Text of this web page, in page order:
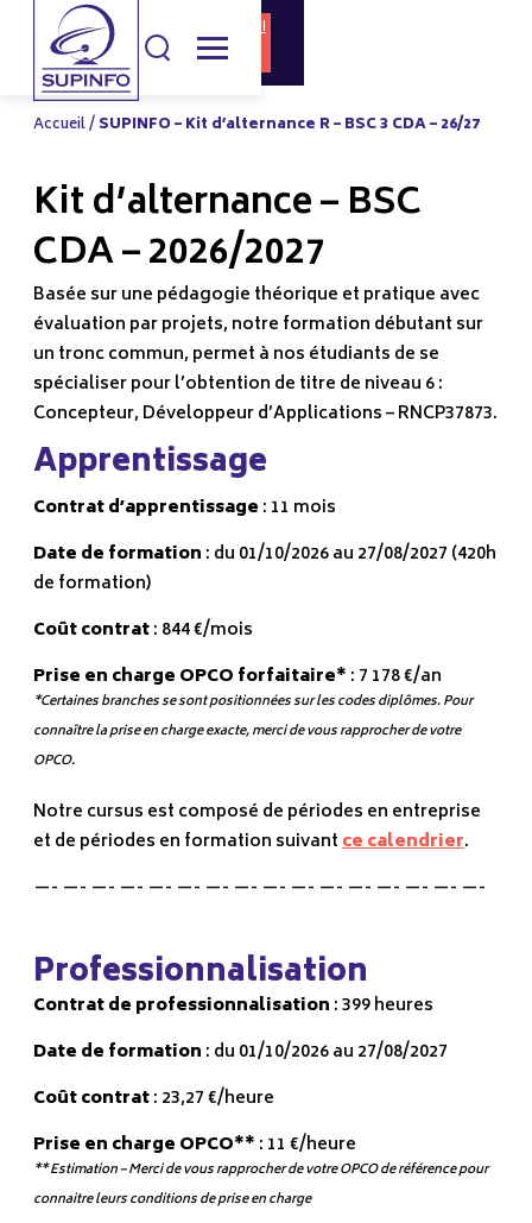
CANDIDATURE
DOCUMENTATI
ON
Accueil/SUPINFO – Kit d’alternance R – BSC 3 CDA – 26/27
Kit d’alternance – BSC
CDA – 2026/2027
Basée sur une pédagogie théorique et pratique avec
évaluation par projets, notre formation débutant sur
un tronc commun, permet à nos étudiants de se
spécialiser pour l’obtention de titre de niveau 6 :
Concepteur, Développeur d’Applications – RNCP37873.
Apprentissage
Contrat d’apprentissage : 11 mois
Date de formation : du 01/10/2026 au 27/08/2027 (420h
de formation)
Coût contrat: 844 €/mois
Prise en charge OPCO forfaitaire* : 7 178 €/an
*Certaines branches se sont positionnées sur les codes diplômes. Pour
connaître la prise en charge exacte, merci de vous rapprocher de votre
OPCO.
Notre cursus est composé de périodes en entreprise
et de périodes en formation suivantce calendrier.
—- —- —- —- —- —- —- —- —- —- —- —- —- —- —- —-
Professionnalisation
Contrat de professionnalisation : 399 heures
Date de formation : du 01/10/2026 au 27/08/2027
Coût contrat: 23,27 €/heure
Prise en charge OPCO** : 11 €/heure
** Estimation – Merci de vous rapprocher de votre OPCO de référence pour
connaitre leurs conditions de prise en charge